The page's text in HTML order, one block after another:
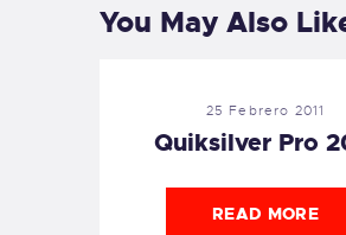
You May Also
25 Febrero 2011
Quiksilver Pro
READ MORE